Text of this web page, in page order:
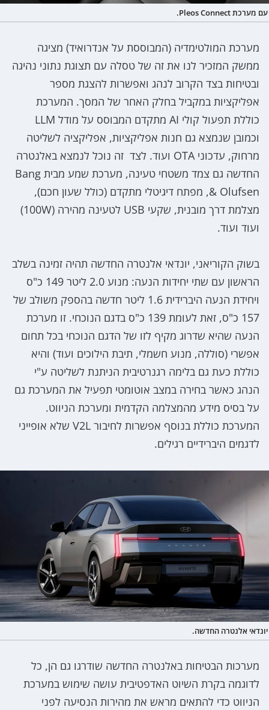
עם מערכת Pleos Connect.
מערכת המולטימדיה (המבוססת על אנדרואיד) מציגה
ממשק המזכיר לנו את זה של טסלה עם תצוגת נתוני נהיגה
ובטיחות בצד הקרוב לנהג ואפשרות להצגת מספר
אפליקציות במקביל בחלק האחר של המסך. המערכת
כוללת תפעול קולי AI מתקדם המבוסס על מודל LLM
וכמובן שנמצא גם חנות אפליקציות, אפליקציה לשליטה
מרחוק, עדכוני OTA ועוד. לצד זה נוכל לנמצא באלנטרה
החדשה גם צמד משטחי טעינה, מערכת שמע מבית Bang
& Olufsen, מפתח דיגיטלי מתקדם (כולל שעון חכם),
מצלמת דרך מובנית, שקעי USB לטעינה מהירה (100W)
ועוד ועוד.
בשוק הקוריאני, יונדאי אלנטרה החדשה תהיה זמינה בשלב
הראשון עם שתי יחידות הנעה: מנוע 2.0 ליטר 149 כ"ס
ויחידת הנעה היברידית 1.6 ליטר חדשה בהספק משולב של
157 כ"ס, זאת לעומת 139 כ"ס בדגם הנוכחי. זו מערכת
הנעה שהיא שדרוג מקיף לזו של הדגם הנוכחי בכל תחום
אפשרי (סוללה, מנוע חשמלי, תיבת הילוכים ועוד) והיא
כוללת כעת גם בלימה רגנרטיבית הניתנת לשליטה ע"י
הנהג כאשר בחירה במצב אוטומטי תפעיל את המערכת גם
על בסיס מידע מהמצלמה הקדמית ומערכת הניווט.
המערכת כוללת בנוסף אפשרות לחיבור V2L שלא אופייני
לדגמים היברידיים רגילים.
יונדאי אלנטרה החדשה.
מערכות הבטיחות באלנטרה החדשה שודרגו גם הן, כל
לדוגמה בקרת השיוט האדפטיבית עושה שימוש במערכת
הניווט כדי להתאים מראש את מהירות הנסיעה לפני